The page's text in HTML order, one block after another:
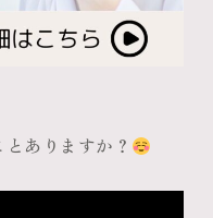
ありますか？